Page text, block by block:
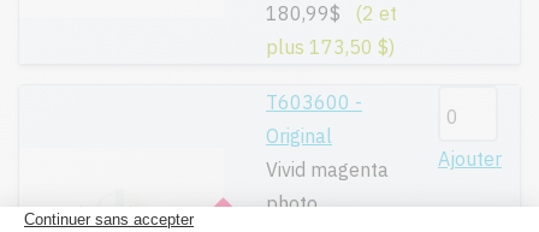
180,99$
(2 et
plus 173,50 $)
T603600 -
Original
Vivid magenta
photo
Ajouter